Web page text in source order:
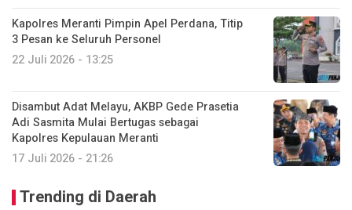
Kapolres Meranti Pimpin Apel Perdana, Titip
3 Pesan ke Seluruh Personel
22 Juli 2026 - 13:25
Disambut Adat Melayu, AKBP Gede Prasetia
Adi Sasmita Mulai Bertugas sebagai
Kapolres Kepulauan Meranti
17 Juli 2026 - 21:26
Trending di Daerah